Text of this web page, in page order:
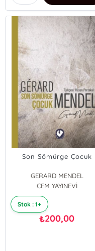
Son Sömürge Çocuk
GERARD MENDEL
CEM YAYINEVİ
Stok : 1+
₺200,00